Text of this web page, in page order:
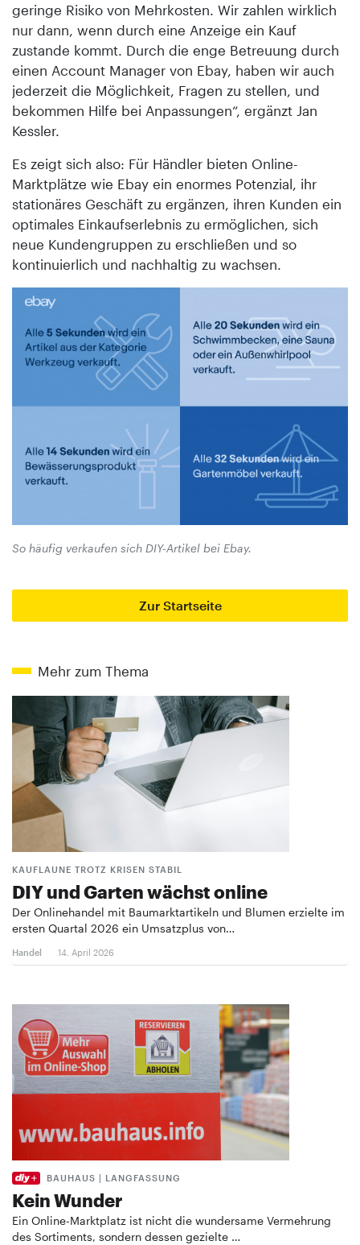
geringe Risiko von Mehrkosten. Wir zahlen wirklich
nur dann, wenn durch eine Anzeige ein Kauf
zustande kommt. Durch die enge Betreuung durch
einen Account Manager von Ebay, haben wir auch
jederzeit die Möglichkeit, Fragen zu stellen, und
bekommen Hilfe bei Anpassungen“, ergänzt Jan
Kessler.
Es zeigt sich also: Für Händler bieten Online-
Marktplätze wie Ebay ein enormes Potenzial, ihr
stationäres Geschäft zu ergänzen, ihren Kunden ein
optimales Einkaufserlebnis zu ermöglichen, sich
neue Kundengruppen zu erschließen und so
kontinuierlich und nachhaltig zu wachsen.
So häufig verkaufen sich DIY-Artikel bei Ebay.
Zur Startseite
Mehr zum Thema
KAUFLAUNE TROTZ KRISEN STABIL
DIY und Garten wächst online
Der Onlinehandel mit Baumarktartikeln und Blumen erzielte im
ersten Quartal 2026 ein Umsatzplus von…
Handel 14. April 2026
BAUHAUS | LANGFASSUNG
Kein Wunder
Ein Online-Marktplatz ist nicht die wundersame Vermehrung
des Sortiments, sondern dessen gezielte …